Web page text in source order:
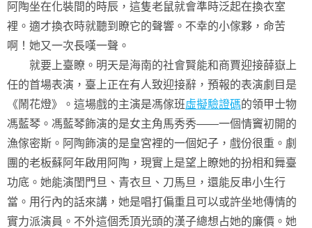
阿陶坐在化裝間的時辰，這隻老鼠就會準時泛起在換衣室
裡。適才換衣時就聽到瞭它的聲響。不幸的小傢夥，命苦
啊！她又一次長嘆一聲。
就要上臺瞭。明天是海南的社會賢能和商賈迎接薛嶽上
任的首場表演，臺上正在有人致迎接辭，預報的表演劇目是
《鬧花燈》。這場戲的主演是馮傢班虛擬驗證碼的領甲士物
馮藍琴。馮藍琴飾演的是女主角馬秀秀——一個情竇初開的
漁傢密斯。阿陶飾演的是皇宮裡的一個妃子，戲份很重。劇
團的老板蘇阿年啟用阿陶，現實上是望上瞭她的扮相和舞臺
功底。她能演閨門旦、青衣旦、刀馬旦，還能反串小生行
當。用行內的話來講，她是唱打偏重且可以或許坐地傳情的
實力派演員。不外這個禿頂光頭的漢子總想占她的廉價。她